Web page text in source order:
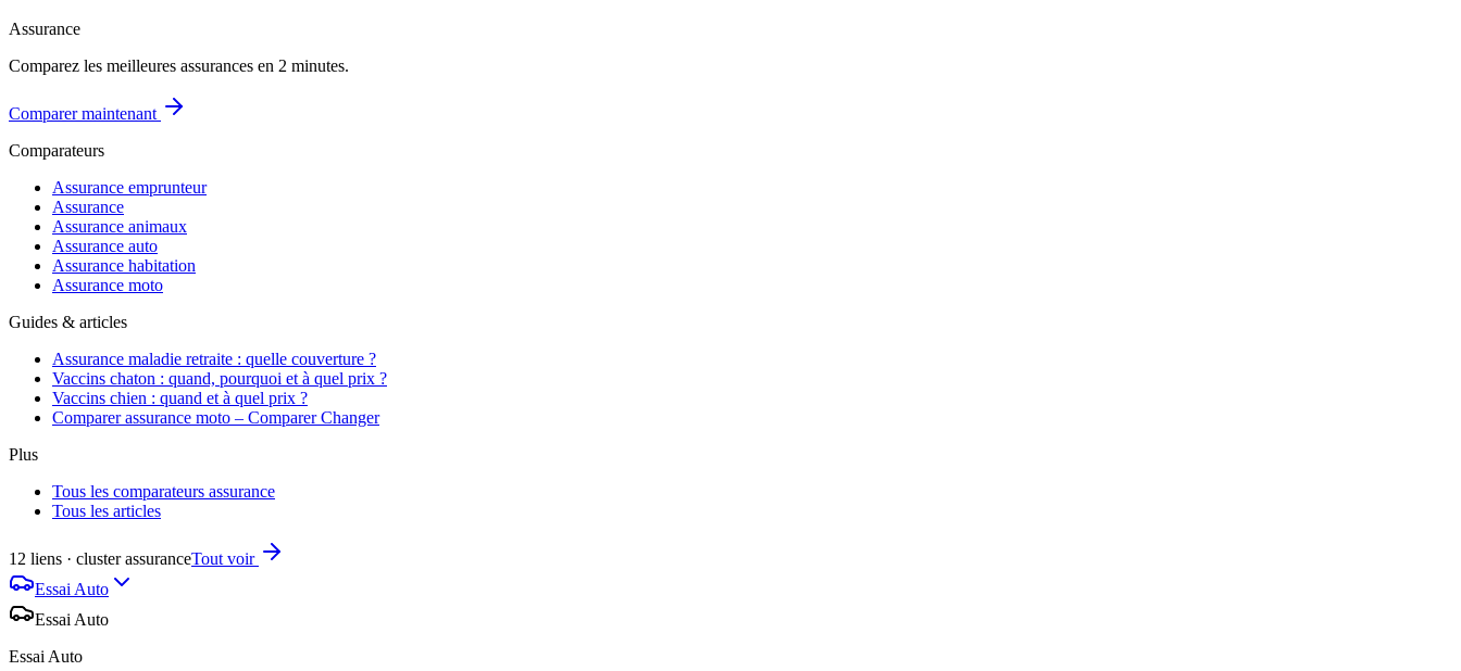
Assurance
Comparez les meilleures assurances en 2 minutes.
Comparer maintenant
Comparateurs
Assurance emprunteur
Assurance
Assurance animaux
Assurance auto
Assurance habitation
Assurance moto
Guides & articles
Assurance maladie retraite : quelle couverture ?
Vaccins chaton : quand, pourquoi et à quel prix ?
Vaccins chien : quand et à quel prix ?
Comparer assurance moto – Comparer Changer
Plus
Tous les comparateurs assurance
Tous les articles
12 liens · cluster assuranceTout voir
Essai Auto
Essai Auto
Essai Auto